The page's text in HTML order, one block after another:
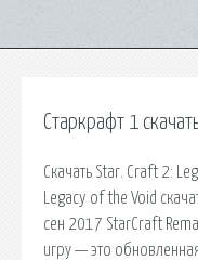
Старкрафт 1
Скачать Star. Craft 2:
Legacy of the Void
сен 2017 StarCraft
игру — это